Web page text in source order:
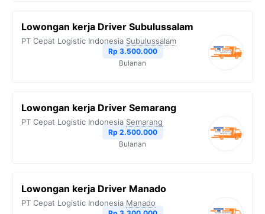
Lowongan kerja Driver Subulussalam
PT Cepat Logistic Indonesia Subulussalam
Rp 3.500.000
Bulanan
Lowongan kerja Driver Semarang
PT Cepat Logistic Indonesia Semarang
Rp 2.500.000
Bulanan
Lowongan kerja Driver Manado
PT Cepat Logistic Indonesia Manado